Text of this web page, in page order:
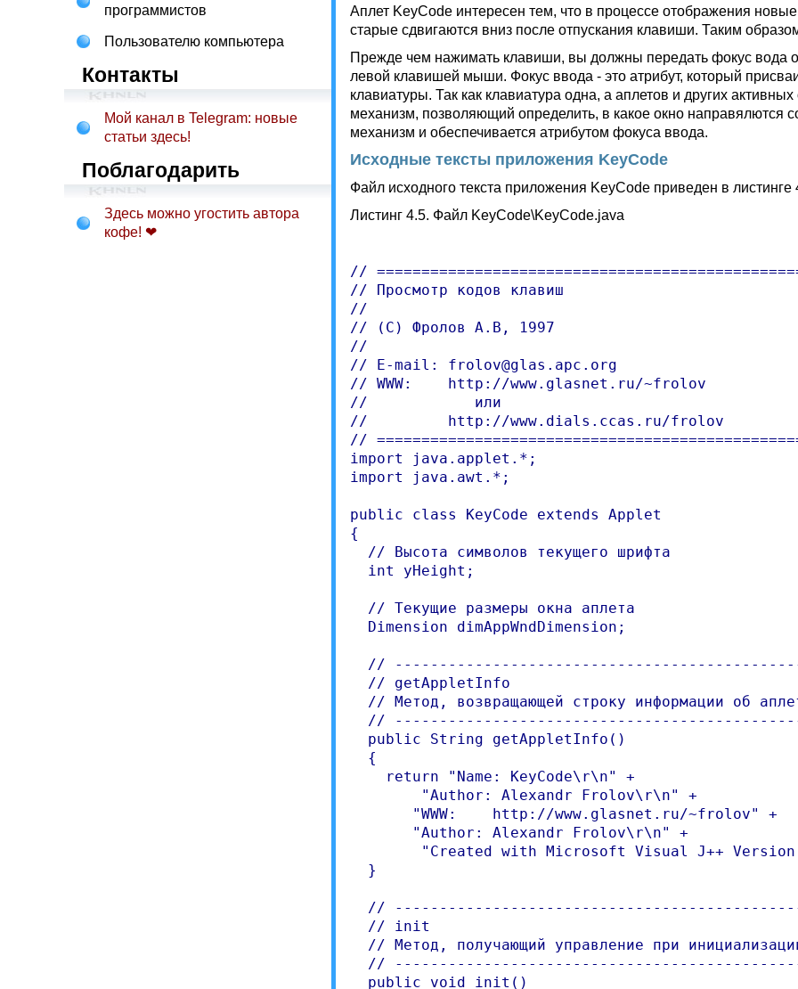
программистов
Пользователю компьютера
Контакты
Мой канал в Telegram: новые
статьи здесь!
Поблагодарить
Здесь можно угостить автора
кофе! ❤
Аплет KeyCode интересен тем, что в процессе отображения
старые сдвигаются вниз после отпускания клавиши. Таким
Прежде чем нажимать клавиши, вы должны передать фокус вода
левой клавишей мыши. Фокус ввода - это атрибут, который
клавиатуры. Так как клавиатура одна, а аплетов и других
механизм, позволяющий определить, в какое окно направялются
механизм и обеспечивается атрибутом фокуса ввода.
Исходные тексты приложения KeyCode
Файл исходного текста приложения KeyCode приведен в листинге
Листинг 4.5. Файл KeyCode\KeyCode.java
//
// Просмотр кодов клавиш
//
// (C) Фролов А.В, 1997
//
// E-mail: frolov@glas.apc.org
// WWW:    http://www.glasnet.ru/~frolov
//            или
//         http://www.dials.ccas.ru/frolov
//
import java.applet.*;
import java.awt.*;
public class KeyCode extends Applet
{
  // Высота символов текущего шрифта
  int yHeight;
  // Текущие размеры окна аплета
  Dimension dimAppWndDimension;
//
  // getAppletInfo
// Метод, возвращающей строку информации об
//
  public String getAppletInfo()
  {
    return "Name: KeyCode\r\n" +
       "WWW:    http://www.glasnet.ru/~frolov" +
       "Author: Alexandr Frolov\r\n" +
  }
//
  // init
// Метод, получающий управление при
//
  public void init()